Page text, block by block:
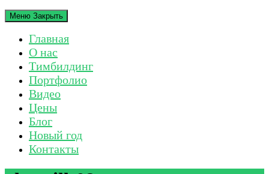
Меню Закрыть
Главная
О нас
Тимбилдинг
Портфолио
Видео
Цены
Блог
Новый год
Контакты